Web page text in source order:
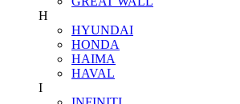
H
HYUNDAI
HONDA
HAIMA
HAVAL
I